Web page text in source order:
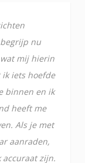
nu
mij hierin
iets hoefde
binnen en ik
heeft me
Als je met
aanraden,
zijn.